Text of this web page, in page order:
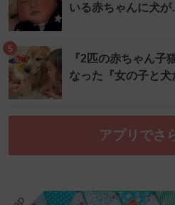
いる赤ちゃんに犬
5
『2匹の赤ちゃん
なった『女の子と
アプリでさ